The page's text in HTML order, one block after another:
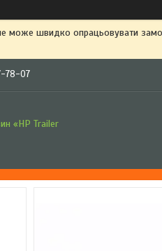
може швидко опрацьовувати
78-07
«HP Trailer